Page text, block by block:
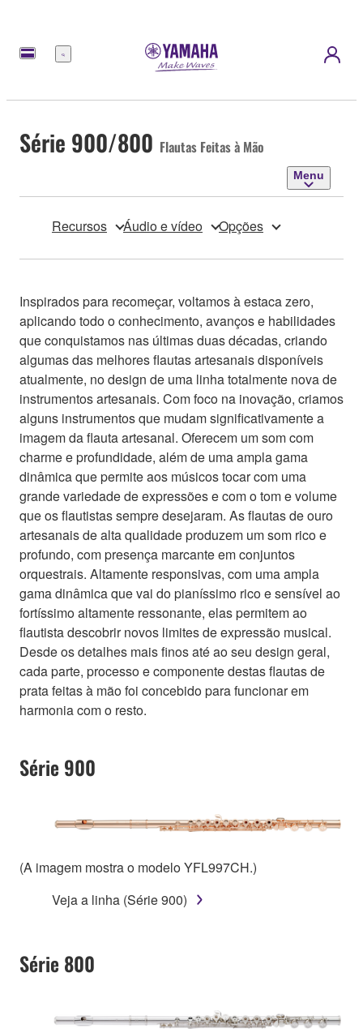
Menu
Série 900/800 Flautas Feitas à Mão
Menu
Recursos Áudio e vídeo Opções
Inspirados para recomeçar, voltamos à estaca zero,
aplicando todo o conhecimento, avanços e habilidades
que conquistamos nas últimas duas décadas, criando
algumas das melhores flautas artesanais disponíveis
atualmente, no design de uma linha totalmente nova de
instrumentos artesanais. Com foco na inovação, criamos
alguns instrumentos que mudam significativamente a
imagem da flauta artesanal. Oferecem um som com
charme e profundidade, além de uma ampla gama
dinâmica que permite aos músicos tocar com uma
grande variedade de expressões e com o tom e volume
que os flautistas sempre desejaram. As flautas de ouro
artesanais de alta qualidade produzem um som rico e
profundo, com presença marcante em conjuntos
orquestrais. Altamente responsivas, com uma ampla
gama dinâmica que vai do pianíssimo rico e sensível ao
fortíssimo altamente ressonante, elas permitem ao
flautista descobrir novos limites de expressão musical.
Desde os detalhes mais finos até ao seu design geral,
cada parte, processo e componente destas flautas de
prata feitas à mão foi concebido para funcionar em
harmonia com o resto.
Série 900
(A imagem mostra o modelo YFL997CH.)
Veja a linha (Série 900)
Série 800